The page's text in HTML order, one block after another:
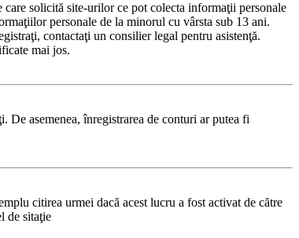
solicită site-urilor ce pot colecta informaţii personale
personale de la minorul cu vârsta sub 13 ani.
contactaţi un consilier legal pentru asistenţă.
mai jos.
De asemenea, înregistrarea de conturi ar putea fi
citirea urmei dacă acest lucru a fost activat de către
de sitaţie